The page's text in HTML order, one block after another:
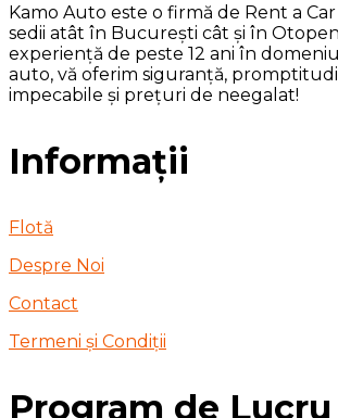
Kamo Auto este o firmă de Rent a
sedii atât în București cât și în
experiență de peste 12 ani în
auto, vă oferim siguranță,
impecabile și prețuri de neegalat!
Informații
Flotă
Despre Noi
Contact
Termeni și Condiții
Program de Lucru